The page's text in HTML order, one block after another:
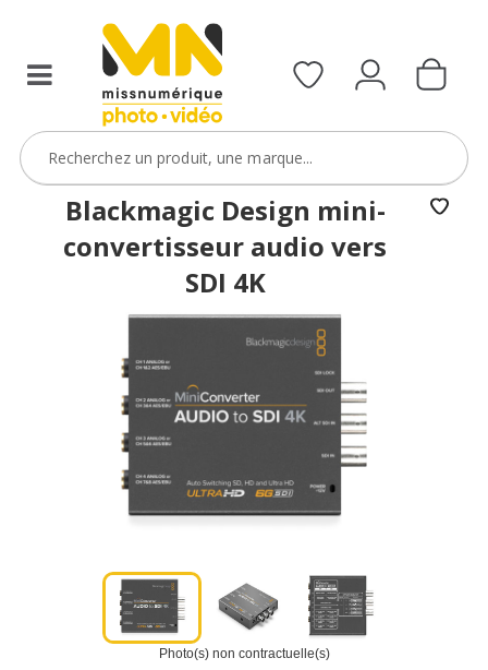
Blackmagic Design mini-
convertisseur audio vers
SDI 4K
Photo(s) non contractuelle(s)